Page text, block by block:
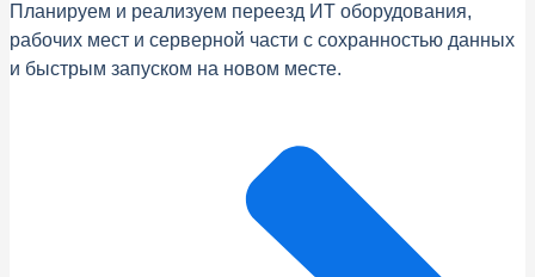
Планируем и реализуем переезд ИТ оборудования,
рабочих мест и серверной части с сохранностью данных
и быстрым запуском на новом месте.